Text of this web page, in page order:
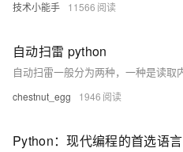
技术小能手 11566
自动扫雷 python
chestnut_egg 1946
Python：现代编程的首选语言